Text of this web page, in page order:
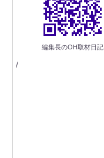
編集長のOH取材日記
/